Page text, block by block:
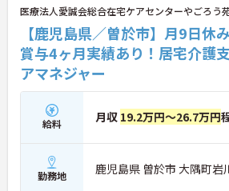
医療法人愛誠会総合在宅ケアセンターやごろう
【鹿児島県／曽於市】月9日休
賞与4ヶ月実績あり！居宅介護
アマネジャー
給料 月収 19.2万円～26.7万円
勤務地 鹿児島県 曽於市 大隅町岩